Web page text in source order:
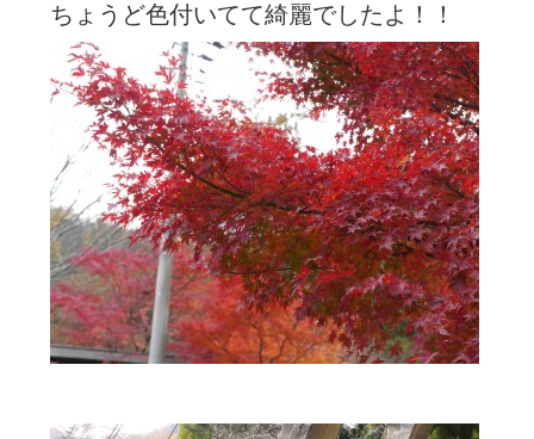
ちょうど色付いてて綺麗でしたよ！！